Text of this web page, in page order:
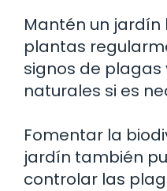
Mantén un jardín
plantas
signos de plagas
naturales si es
Fomentar la
jardín también
controlar las